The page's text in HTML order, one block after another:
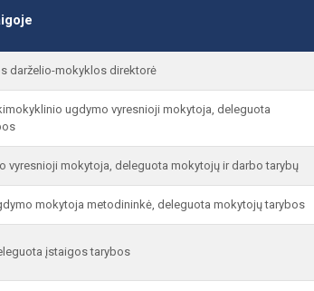
darželio-mokyklos direktorė
ugdymo vyresnioji mokytoja, deleguota
vyresnioji mokytoja, deleguota mokytojų ir darbo tarybų
mokytoja metodininkė, deleguota mokytojų tarybos
įstaigos tarybos